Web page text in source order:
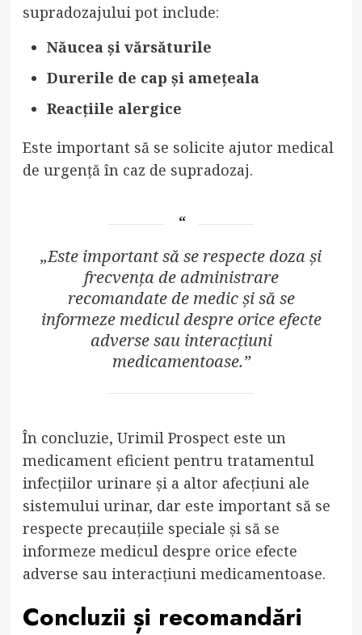
supradozajului pot include:
Năucea și vărsăturile
Durerile de cap și amețeala
Reacțiile alergice
Este important să se solicite ajutor medical
de urgență în caz de supradozaj.
„Este important să se respecte doza și
frecvența de administrare
recomandate de medic și să se
informeze medicul despre orice efecte
adverse sau interacțiuni
medicamentoase.”
În concluzie, Urimil Prospect este un
medicament eficient pentru tratamentul
infecțiilor urinare și a altor afecțiuni ale
sistemului urinar, dar este important să se
respecte precauțiile speciale și să se
informeze medicul despre orice efecte
adverse sau interacțiuni medicamentoase.
Concluzii și recomandări